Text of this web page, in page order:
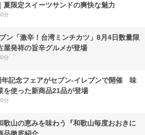
夏限定スイーツサンドの爽快な魅力
分
ン「激辛！台湾ミンチカツ」8月4日数量限
屋発祥の旨辛グルメが登場
分
年記念フェアがセブン-イレブンで開催 味
を使った新商品21品が登場
分
歌山の恵みを味わう『和歌山毎度おおきに
品徹底紹介